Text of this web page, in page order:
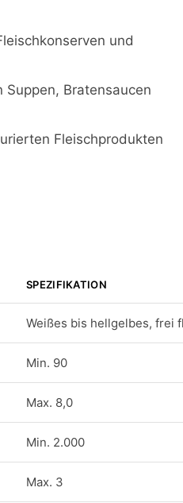
und
Suppen, Bratensaucen
Fleischprodukten
SPEZIFIKATION
Weißes bis hellgelbes, frei
Min. 90
Max. 8,0
Min. 2.000
Max. 3